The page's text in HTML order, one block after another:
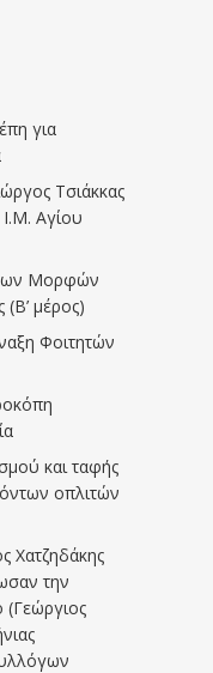
για
Τσιάκκας
Αγίου
Μορφών
(Β’ μέρος)
Φοιτητών
και ταφής
οπλιτών
Χατζηδάκης
την
(Γεώργιος